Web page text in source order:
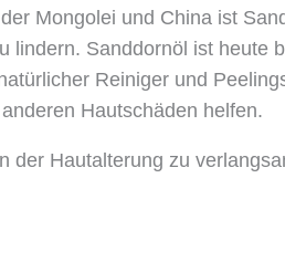
Mongolei und China ist
Sanddornöl ist
Reiniger und
Hautschäden helfen.
der Hautalterung zu